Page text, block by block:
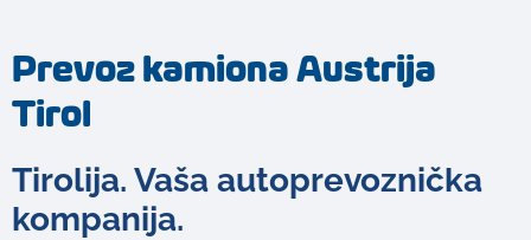
Prevoz kamiona Austrija
Tirol
Tirolija. Vaša autoprevoznička
kompanija.